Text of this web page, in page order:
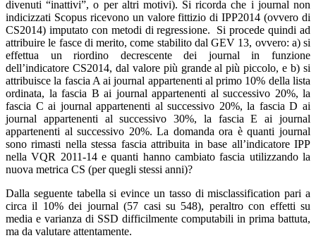
divenuti “inattivi”, o per altri motivi). Si ricorda che i journal non
indicizzati Scopus ricevono un valore fittizio di IPP2014 (ovvero di
CS2014) imputato con metodi di regressione. Si procede quindi ad
attribuire le fasce di merito, come stabilito dal GEV 13, ovvero: a) si
effettua un riordino decrescente dei journal in funzione
dell’indicatore CS2014, dal valore più grande al più piccolo, e b) si
attribuisce la fascia A ai journal appartenenti al primo 10% della lista
ordinata, la fascia B ai journal appartenenti al successivo 20%, la
fascia C ai journal appartenenti al successivo 20%, la fascia D ai
journal appartenenti al successivo 30%, la fascia E ai journal
appartenenti al successivo 20%. La domanda ora è quanti journal
sono rimasti nella stessa fascia attribuita in base all’indicatore IPP
nella VQR 2011-14 e quanti hanno cambiato fascia utilizzando la
nuova metrica CS (per quegli stessi anni)?
Dalla seguente tabella si evince un tasso di misclassification pari a
circa il 10% dei journal (57 casi su 548), peraltro con effetti su
media e varianza di SSD difficilmente computabili in prima battuta,
ma da valutare attentamente.